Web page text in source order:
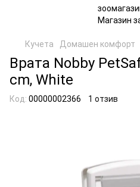
Кучета Домашен комфорт
Врата Nobby
cm, White
Код: 00000002366 1 отзив